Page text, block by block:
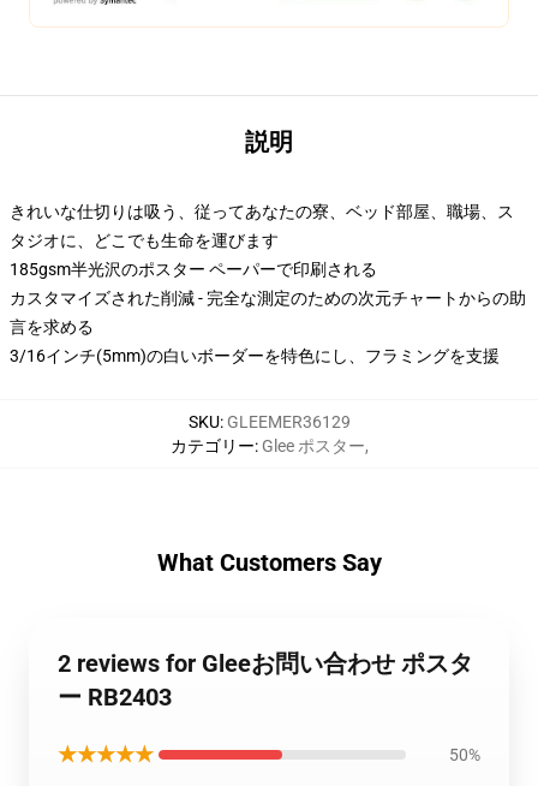
説明
きれいな仕切りは吸う、従ってあなたの寮、ベッド部屋、職場、ス
タジオに、どこでも生命を運びます
185gsm半光沢のポスター ペーパーで印刷される
カスタマイズされた削減 - 完全な測定のための次元チャートからの助
言を求める
3/16インチ(5mm)の白いボーダーを特色にし、フラミングを支援
SKU: GLEEMER36129
カテゴリー: Glee ポスター,
What Customers Say
2 reviews for Gleeお問い合わせ ポスタ
ー RB2403
★★★★★ 50%